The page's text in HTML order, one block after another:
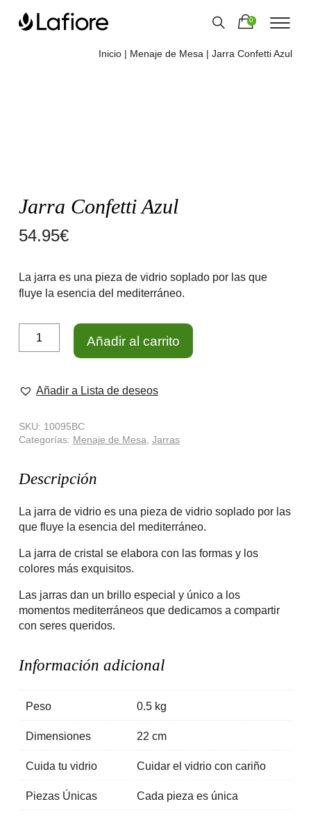
0
Inicio Menaje de Mesa | Jarra Confetti Azul
Jarra Confetti Azul
54.95€
La jarra es una pieza de vidrio soplado por las que
fluye la esencia del mediterráneo.
Confetti
Azul
Añadir al carrito
Añadir a Lista de deseos
SKU: 10095BC
Categorías: Menaje de Mesa, Jarras
Descripción
La jarra de vidrio es una pieza de vidrio soplado por las
que fluye la esencia del mediterráneo.
La jarra de cristal se elabora con las formas y los
colores más exquisitos.
Las jarras dan un brillo especial y único a los
momentos mediterráneos que dedicamos a compartir
con seres queridos.
Información adicional
Peso 0.5 kg
Dimensiones 22 cm
Cuida tu vidrio Cuidar el vidrio con cariño
Piezas Únicas Cada pieza es única